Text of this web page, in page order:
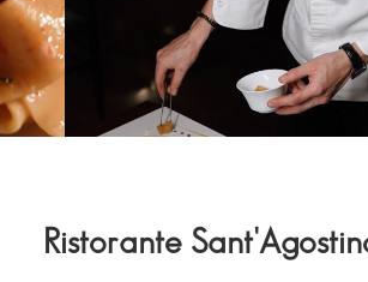
Ristorante